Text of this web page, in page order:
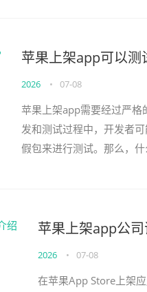
苹果上架app可以测
2026 • 07-08
苹果上架app需要经过严格
发和测试过程中，开发者
假包来进行测试。那么，
苹果上架app公
2026 • 07-08
在苹果App Store上架